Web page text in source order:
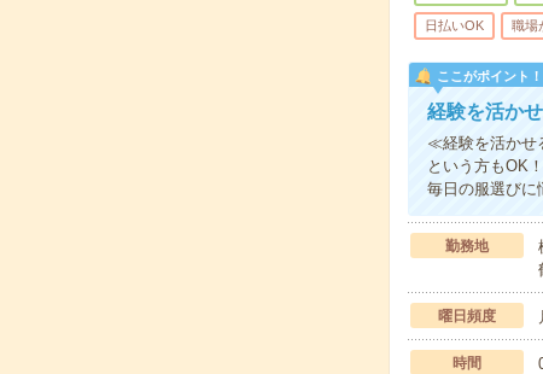
日払いOK 職場
ここがポイント！
経験を活か
≪経験を活かせ
という方もOK
毎日の服選び
勤務地
曜日頻度
時間